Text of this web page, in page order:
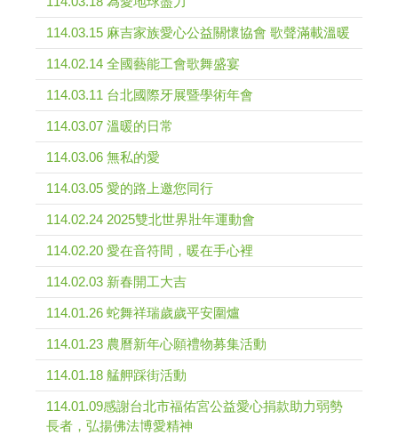
114.03.15 麻吉家族愛心公益關懷協會 歌聲滿載溫暖
114.02.14 全國藝能工會歌舞盛宴
114.03.11 台北國際牙展暨學術年會
114.03.07 溫暖的日常
114.03.06 無私的愛
114.03.05 愛的路上邀您同行
114.02.24 2025雙北世界壯年運動會
114.02.20 愛在音符間，暖在手心裡
114.02.03 新春開工大吉
114.01.26 蛇舞祥瑞歲歲平安圍爐
114.01.23 農曆新年心願禮物募集活動
114.01.18 艋舺踩街活動
114.01.09感謝台北市福佑宮公益愛心捐款助力弱勢
長者，弘揚佛法博愛精神